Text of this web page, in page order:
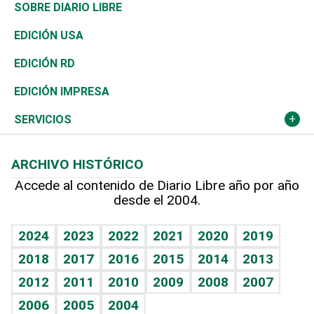
Reportajes
Asia
África
Ocenanía
Caribe
Resto del mundo
Consumo
Vivienda
Telecom.
Global y variable
Economía personal
Belleza
Buena Vida
Sociales
Novedades
Podcast Arte Libre
Hablando con el pediatra
Vida y familia
Eñe
Celebrando la vida
Golf
Ciclismo
Tenis
Olimpismo
Más deportes
Línea de hit
TBT Deportivo
De buena tinta
En Directo
El Espía
Noticiero Poteleche
Columnistas
Clima
Tecnología
Historia
Martes de tecnología
Cambio climático
Mundo
Economía
Revista
Deportes
Opinión
Hecho en casa
Guía del dinero
SOBRE DIARIO LIBRE
EDICIÓN USA
EDICIÓN RD
EDICIÓN IMPRESA
SERVICIOS
Cumpleaños
Horóscopos
Crucigramas
ARCHIVO HISTÓRICO
Accede al contenido de Diario Libre año por año
desde el 2004.
2024 2023 2022 2021 2020
2019
2018
2017 2016 2015 2014
2013
2012
2011 2010 2009 2008
2007
2006
2005 2004